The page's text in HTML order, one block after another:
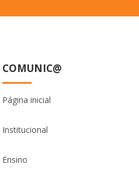
COMUNIC@
Página inicial
Institucional
Ensino